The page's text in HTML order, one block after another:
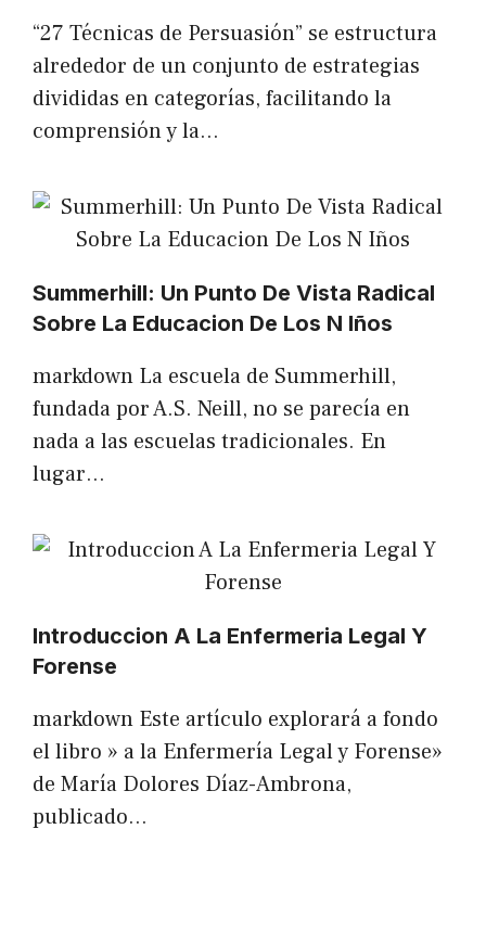
“27 Técnicas de Persuasión” se estructura
alrededor de un conjunto de estrategias
divididas en categorías, facilitando la
comprensión y la…
Summerhill: Un Punto De Vista Radical
Sobre La Educacion De Los N Iños
markdown La escuela de Summerhill,
fundada por A.S. Neill, no se parecía en
nada a las escuelas tradicionales. En
lugar…
Introduccion A La Enfermeria Legal Y
Forense
markdown Este artículo explorará a fondo
el libro » a la Enfermería Legal y Forense»
de María Dolores Díaz-Ambrona,
publicado…